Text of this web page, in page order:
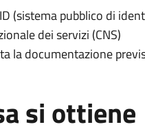
(sistema pubblico di
dei servizi (CNS)
la documentazione
si ottiene